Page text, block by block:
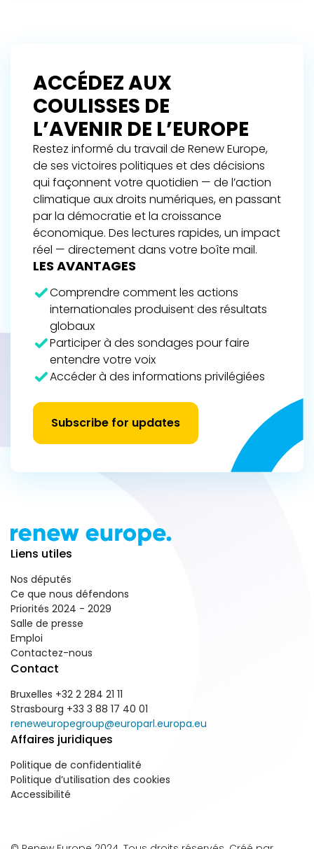
ACCÉDEZ AUX
COULISSES DE
L’AVENIR DE L’EUROPE
Restez informé du travail de Renew Europe,
de ses victoires politiques et des décisions
qui façonnent votre quotidien — de l’action
climatique aux droits numériques, en passant
par la démocratie et la croissance
économique. Des lectures rapides, un impact
réel — directement dans votre boîte mail.
LES AVANTAGES
Comprendre comment les actions
internationales produisent des résultats
globaux
Participer à des sondages pour faire
entendre votre voix
Accéder à des informations privilégiées
Subscribe for updates
Liens utiles
Nos députés
Ce que nous défendons
Priorités 2024 - 2029
Salle de presse
Emploi
Contactez-nous
Contact
Bruxelles +32 2 284 21 11
Strasbourg +33 3 88 17 40 01
reneweuropegroup@europarl.europa.eu
Affaires juridiques
Politique de confidentialité
Politique d’utilisation des cookies
Accessibilité